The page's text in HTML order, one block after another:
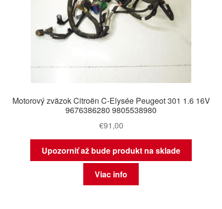
Motorový zväzok Citroën C-Elysée Peugeot 301 1.6 16V
9676386280 9805538980
€91,00
Upozorniť až bude produkt na sklade
Viac info